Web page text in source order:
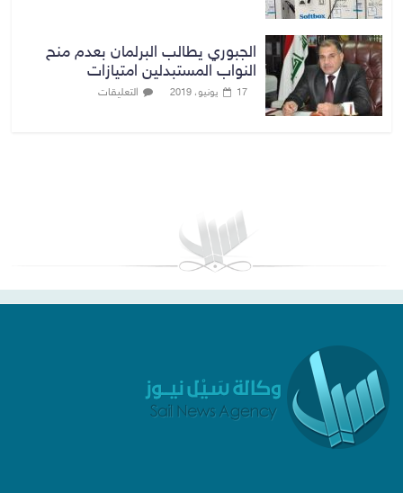
الجبوري يطالب البرلمان بعدم منح
النواب المستبدلين امتيازات
17 يونيو، 2019 التعليقات